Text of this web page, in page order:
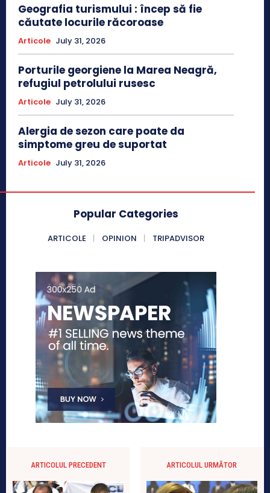
Geografia turismului : încep să fie
căutate locurile răcoroase
Articole July 31, 2026
Porturile georgiene la Marea Neagră,
refugiul petrolului rusesc
Articole July 31, 2026
Alergia de sezon care poate da
simptome greu de suportat
Articole July 31, 2026
Popular Categories
ARTICOLE OPINION TRIPADVISOR
ARTICOLUL PRECEDENT ARTICOLUL URMĂTOR